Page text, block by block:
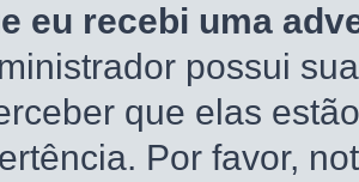
eu recebi uma
possui
que elas
Por favor,